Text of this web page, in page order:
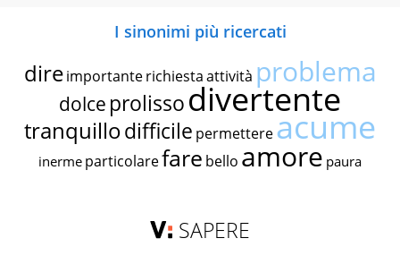
I sinonimi più ricercati
dire importante richiestaattività problema
dolce prolissodivertente
tranquillodifficile permettereacume
inerme particolarefare bello amore paura
SAPERE